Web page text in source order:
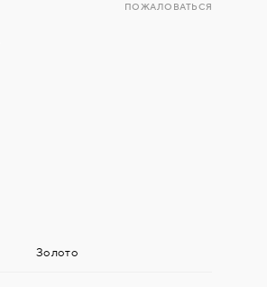
ПОЖАЛОВАТЬСЯ
Золото